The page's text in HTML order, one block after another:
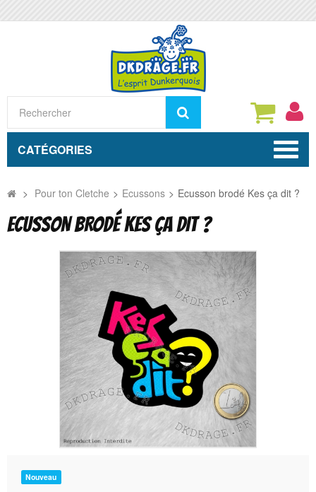
Rechercher
CATÉGORIES
> Pour ton Cletche > Ecussons > Ecusson brodé Kes ça dit ?
ECUSSON BRODÉ KES ÇA DIT ?
Nouveau